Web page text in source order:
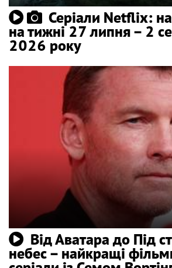
Серіали Netflix:
на тижні 27 липня – 2
2026 року
Від Аватара до Під
небес – найкращі